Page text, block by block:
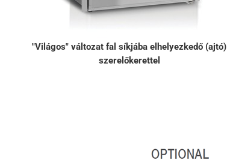
"Világos" változat fal síkjába elhelyezkedő (ajtó)
szerelőkerettel